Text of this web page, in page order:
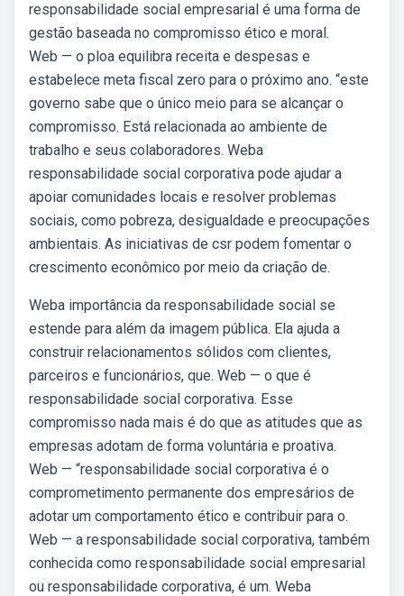
responsabilidade social empresarial é uma forma de
gestão baseada no compromisso ético e moral.
Web — o ploa equilibra receita e despesas e
estabelece meta fiscal zero para o próximo ano. “este
governo sabe que o único meio para se alcançar o
compromisso. Está relacionada ao ambiente de
trabalho e seus colaboradores. Weba
responsabilidade social corporativa pode ajudar a
apoiar comunidades locais e resolver problemas
sociais, como pobreza, desigualdade e preocupações
ambientais. As iniciativas de csr podem fomentar o
crescimento econômico por meio da criação de.
Weba importância da responsabilidade social se
estende para além da imagem pública. Ela ajuda a
construir relacionamentos sólidos com clientes,
parceiros e funcionários, que. Web — o que é
responsabilidade social corporativa. Esse
compromisso nada mais é do que as atitudes que as
empresas adotam de forma voluntária e proativa.
Web — “responsabilidade social corporativa é o
comprometimento permanente dos empresários de
adotar um comportamento ético e contribuir para o.
Web — a responsabilidade social corporativa, também
conhecida como responsabilidade social empresarial
ou responsabilidade corporativa, é um. Weba